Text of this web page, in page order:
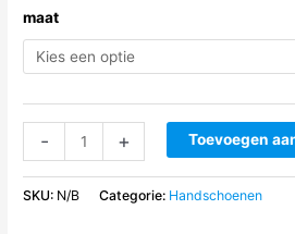
maat
-
Open
Glove
5
+ Toevoegen
SKU: N/B Categorie: Handschoenen